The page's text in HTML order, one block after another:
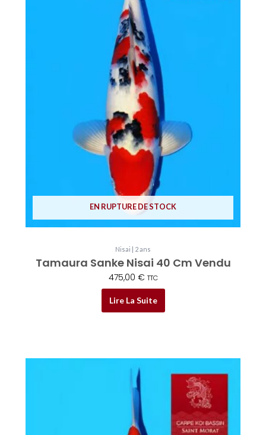
EN RUPTURE DE STOCK
Nisai | 2 ans
Tamaura Sanke Nisai 40 Cm Vendu
475,00 € TTC
Lire La Suite